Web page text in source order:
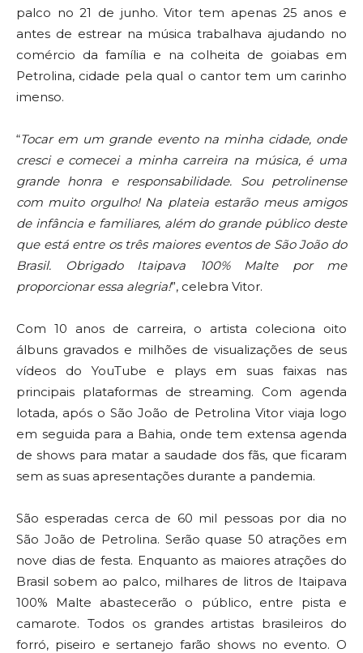
palco no 21 de junho. Vitor tem apenas 25 anos e
antes de estrear na música trabalhava ajudando no
comércio da família e na colheita de goiabas em
Petrolina, cidade pela qual o cantor tem um carinho
imenso.
“Tocar em um grande evento na minha cidade, onde
cresci e comecei a minha carreira na música, é uma
grande honra e responsabilidade. Sou petrolinense
com muito orgulho! Na plateia estarão meus amigos
de infância e familiares, além do grande público deste
que está entre os três maiores eventos de São João do
Brasil. Obrigado Itaipava 100% Malte por me
proporcionar essa alegria!”, celebra Vitor.
Com 10 anos de carreira, o artista coleciona oito
álbuns gravados e milhões de visualizações de seus
vídeos do YouTube e plays em suas faixas nas
principais plataformas de streaming. Com agenda
lotada, após o São João de Petrolina Vitor viaja logo
em seguida para a Bahia, onde tem extensa agenda
de shows para matar a saudade dos fãs, que ficaram
sem as suas apresentações durante a pandemia.
São esperadas cerca de 60 mil pessoas por dia no
São João de Petrolina. Serão quase 50 atrações em
nove dias de festa. Enquanto as maiores atrações do
Brasil sobem ao palco, milhares de litros de Itaipava
100% Malte abastecerão o público, entre pista e
camarote. Todos os grandes artistas brasileiros do
forró, piseiro e sertanejo farão shows no evento. O